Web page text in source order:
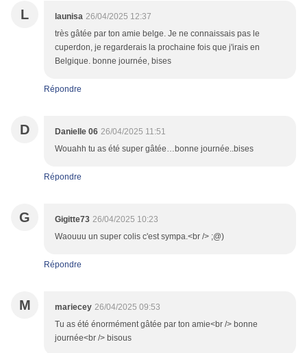
L launisa 26/04/2025 12:37
très gâtée par ton amie belge. Je ne connaissais pas le
cuperdon, je regarderais la prochaine fois que j'irais en
Belgique. bonne journée, bises
Répondre
D Danielle 06 26/04/2025 11:51
Wouahh tu as été super gâtée…bonne journée..bises
Répondre
G Gigitte73 26/04/2025 10:23
Waouuu un super colis c'est sympa.<br /> ;@)
Répondre
M mariecey 26/04/2025 09:53
Tu as été énormément gâtée par ton amie<br /> bonne
journée<br /> bisous